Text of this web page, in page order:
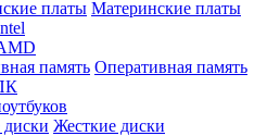
Материнские платы
Оперативная память
Жесткие диски